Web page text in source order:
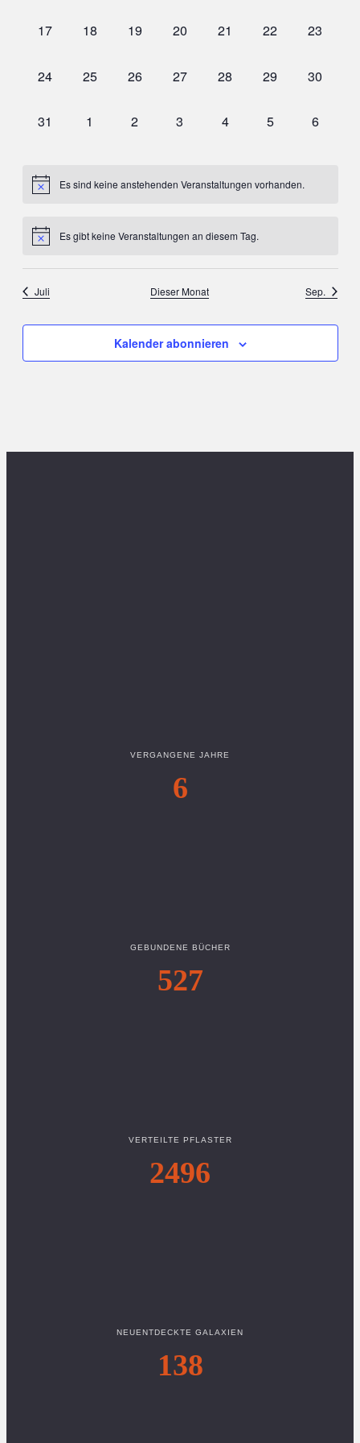
0
17
0
18
0
19
0
20
0
21
0
22
0
23
0
24
0
25
0
26
0
27
0
28
0
29
0
30
0
31
0
1
0
2
0
3
0
4
0
5
0
6
Es sind keine anstehenden Veranstaltungen vorhanden.
Es gibt keine Veranstaltungen an diesem Tag.
Juli Dieser Monat Sep.
Kalender abonnieren
VERGANGENE JAHRE
6
GEBUNDENE BÜCHER
527
VERTEILTE PFLASTER
2496
NEUENTDECKTE GALAXIEN
138